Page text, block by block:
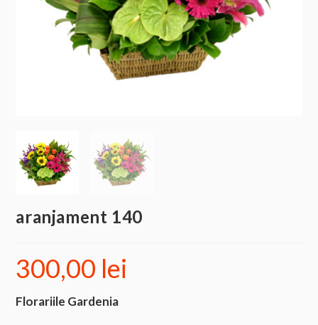
aranjament 140
300,00 lei
Florariile Gardenia